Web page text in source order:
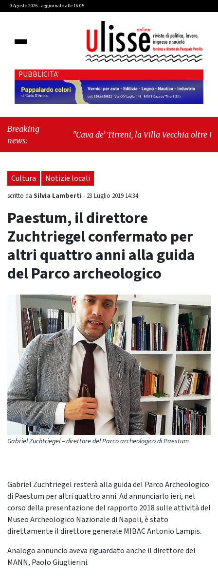
9 Agosto 2026 - aggiornato alle 16:05
PUBBLICITA'
Breaking
news:
"Cava de’ Tirreni, la Villa Vecchia oltre i
seduta consiliare: “Serve chiarezza!”"
Cultura Notizie locali
scritto da Silvia Lamberti - 23 Luglio 2019 14:34
Paestum, il direttore
Zuchtriegel confermato per
altri quattro anni alla guida
del Parco archeologico
Gabriel Zuchtriegel – direttore del Parco archeologico di Paestum
Gabriel Zuchtriegel resterà alla guida del Parco Archeologico
di Paestum per altri quattro anni. Ad annunciarlo ieri, nel
corso della presentazione del rapporto 2018 sulle attività del
Museo Archeologico Nazionale di Napoli, è stato
direttamente il direttore generale MIBAC Antonio Lampis.
Analogo annuncio aveva riguardato anche il direttore del
MANN, Paolo Giuglierini.